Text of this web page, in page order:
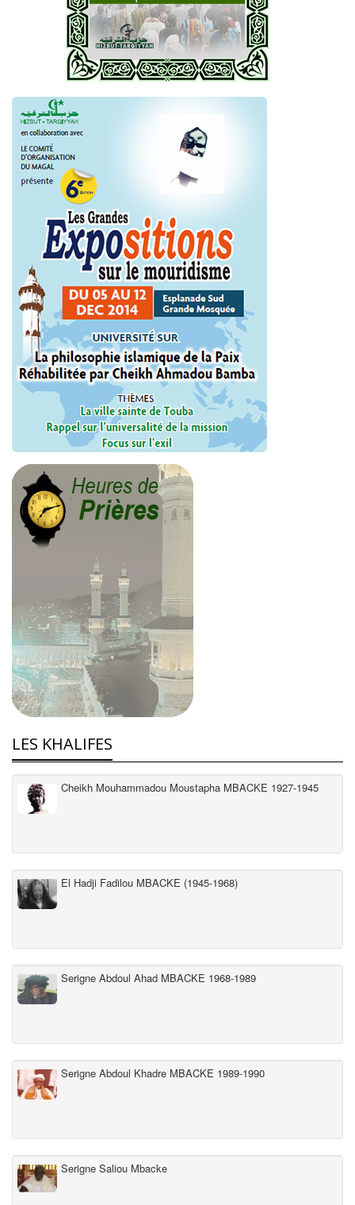
LES KHALIFES
Cheikh Mouhammadou Moustapha MBACKE 1927-1945
El Hadji Fadilou MBACKE (1945-1968)
Serigne Abdoul Ahad MBACKE 1968-1989
Serigne Abdoul Khadre MBACKE 1989-1990
Serigne Saliou Mbacke